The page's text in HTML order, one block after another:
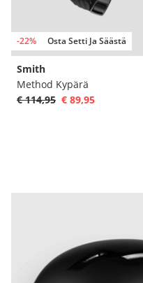
-22% Osta Setti Ja Säästä
Smith
Method Kypärä
€ 114,95 € 89,95